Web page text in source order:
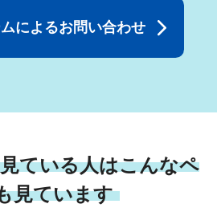
によるお問い合わせ
ている人はこんなペ
見ています